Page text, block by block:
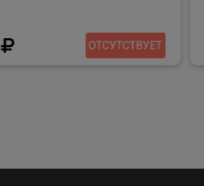
ОТСУТСТВУЕТ